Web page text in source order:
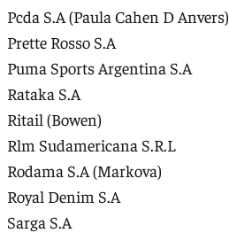
Pcda S.A (Paula Cahen D Anvers)
Prette Rosso S.A
Puma Sports Argentina S.A
Rataka S.A
Ritail (Bowen)
Rlm Sudamericana S.R.L
Rodama S.A (Markova)
Royal Denim S.A
Sarga S.A